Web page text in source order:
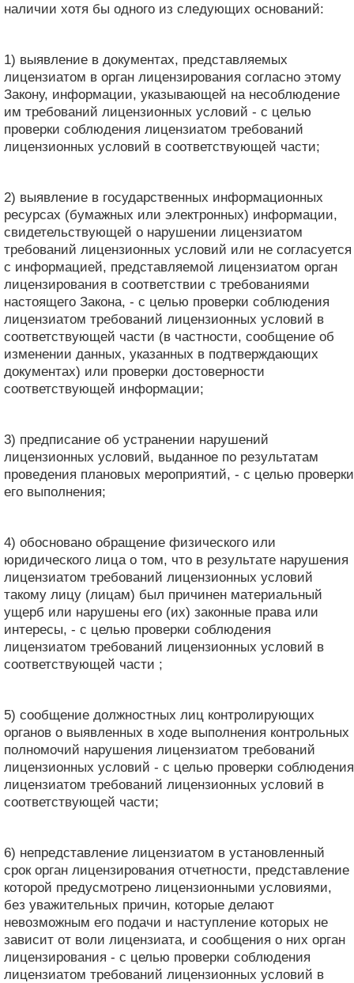
наличии хотя бы одного из следующих оснований:
1) выявление в документах, представляемых
лицензиатом в орган лицензирования согласно этому
Закону, информации, указывающей на несоблюдение
им требований лицензионных условий - с целью
проверки соблюдения лицензиатом требований
лицензионных условий в соответствующей части;
2) выявление в государственных информационных
ресурсах (бумажных или электронных) информации,
свидетельствующей о нарушении лицензиатом
требований лицензионных условий или не согласуется
с информацией, представляемой лицензиатом орган
лицензирования в соответствии с требованиями
настоящего Закона, - с целью проверки соблюдения
лицензиатом требований лицензионных условий в
соответствующей части (в частности, сообщение об
изменении данных, указанных в подтверждающих
документах) или проверки достоверности
соответствующей информации;
3) предписание об устранении нарушений
лицензионных условий, выданное по результатам
проведения плановых мероприятий, - с целью проверки
его выполнения;
4) обосновано обращение физического или
юридического лица о том, что в результате нарушения
лицензиатом требований лицензионных условий
такому лицу (лицам) был причинен материальный
ущерб или нарушены его (их) законные права или
интересы, - с целью проверки соблюдения
лицензиатом требований лицензионных условий в
соответствующей части ;
5) сообщение должностных лиц контролирующих
органов о выявленных в ходе выполнения контрольных
полномочий нарушения лицензиатом требований
лицензионных условий - с целью проверки соблюдения
лицензиатом требований лицензионных условий в
соответствующей части;
6) непредставление лицензиатом в установленный
срок орган лицензирования отчетности, представление
которой предусмотрено лицензионными условиями,
без уважительных причин, которые делают
невозможным его подачи и наступление которых не
зависит от воли лицензиата, и сообщения о них орган
лицензирования - с целью проверки соблюдения
лицензиатом требований лицензионных условий в